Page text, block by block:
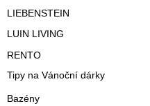
LIEBENSTEIN
LUIN LIVING
RENTO
Tipy na Vánoční dárky
Bazény